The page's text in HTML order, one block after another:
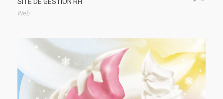
SITE DE GESTION RH
Web